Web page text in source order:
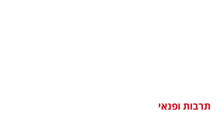
וצרכנות
תרבות ופנאי